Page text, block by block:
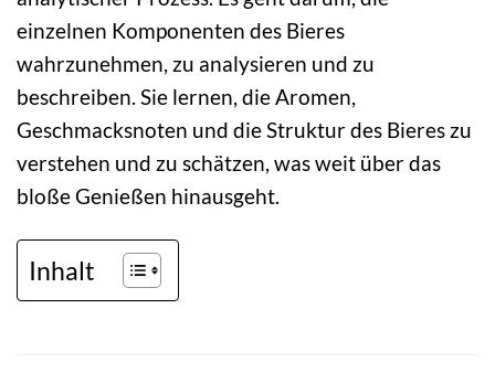
einzelnen Komponenten des Bieres
wahrzunehmen, zu analysieren und zu
beschreiben. Sie lernen, die Aromen,
Geschmacksnoten und die Struktur des Bieres zu
verstehen und zu schätzen, was weit über das
bloße Genießen hinausgeht.
Inhalt